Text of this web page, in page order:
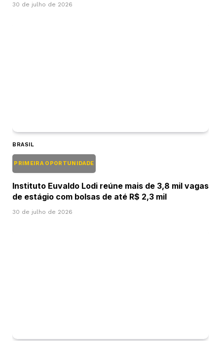
30 de julho de 2026
BRASIL
PRIMEIRA OPORTUNIDADE
Instituto Euvaldo Lodi reúne mais de 3,8 mil vagas
de estágio com bolsas de até R$ 2,3 mil
30 de julho de 2026